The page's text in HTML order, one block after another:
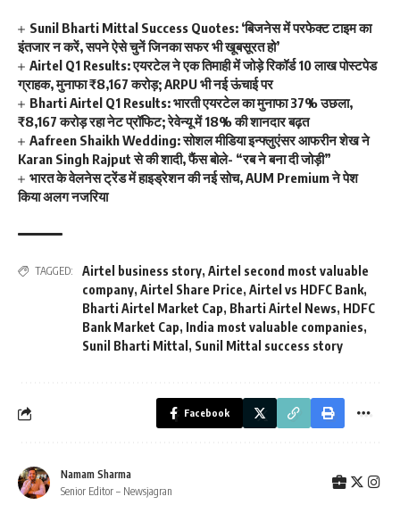
Sunil Bharti Mittal Success Quotes: ‘बिजनेस में परफेक्ट टाइम का
इंतजार न करें, सपने ऐसे चुनें जिनका सफर भी खूबसूरत हो’
Airtel Q1 Results: एयरटेल ने एक तिमाही में जोड़े रिकॉर्ड 10 लाख पोस्टपेड
ग्राहक, मुनाफा ₹8,167 करोड़; ARPU भी नई ऊंचाई पर
Bharti Airtel Q1 Results: भारती एयरटेल का मुनाफा 37% उछला,
₹8,167 करोड़ रहा नेट प्रॉफिट; रेवेन्यू में 18% की शानदार बढ़त
Aafreen Shaikh Wedding: सोशल मीडिया इन्फ्लुएंसर आफरीन शेख ने
Karan Singh Rajput से की शादी, फैंस बोले- “रब ने बना दी जोड़ी”
भारत के वेलनेस ट्रेंड में हाइड्रेशन की नई सोच, AUM Premium ने पेश
किया अलग नजरिया
TAGGED: Airtel business story, Airtel second most valuable
company, Airtel Share Price, Airtel vs HDFC Bank,
Bharti Airtel Market Cap, Bharti Airtel News, HDFC
Bank Market Cap, India most valuable companies,
Sunil Bharti Mittal , Sunil Mittal success story
Facebook
Namam Sharma
Senior Editor – Newsjagran